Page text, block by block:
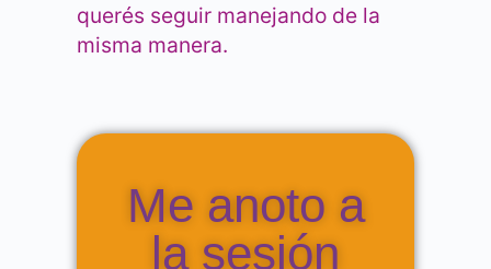
querés seguir manejando de la
misma manera.
Me anoto a
la sesión